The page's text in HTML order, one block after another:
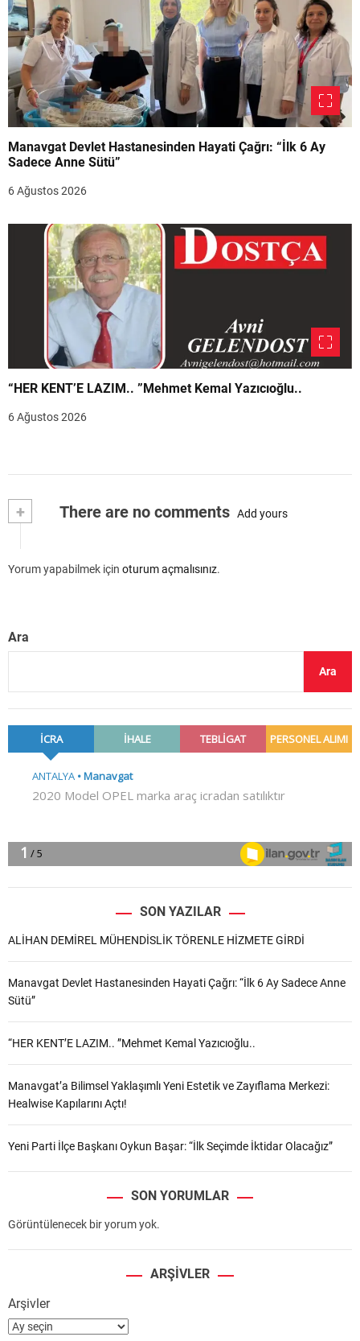
Manavgat Devlet Hastanesinden Hayati Çağrı: “İlk 6 Ay
Sadece Anne Sütü”
6 Ağustos 2026
“HER KENT’E LAZIM.. ”Mehmet Kemal Yazıcıoğlu..
6 Ağustos 2026
+ There are no comments Add yours
Yorum yapabilmek için oturum açmalısınız.
Ara
Ara
SON YAZILAR
ALİHAN DEMİREL MÜHENDİSLİK TÖRENLE HİZMETE GİRDİ
Manavgat Devlet Hastanesinden Hayati Çağrı: “İlk 6 Ay Sadece Anne
Sütü”
“HER KENT’E LAZIM.. ”Mehmet Kemal Yazıcıoğlu..
Manavgat’a Bilimsel Yaklaşımlı Yeni Estetik ve Zayıflama Merkezi:
Healwise Kapılarını Açtı!
Yeni Parti İlçe Başkanı Oykun Başar: “İlk Seçimde İktidar Olacağız”
SON YORUMLAR
Görüntülenecek bir yorum yok.
ARŞIVLER
Arşivler